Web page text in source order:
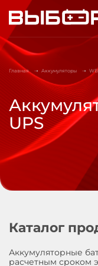
Перейти к
Главная Аккумуляторы
UPS
Каталог
Аккумуляторные
расчетным сроком